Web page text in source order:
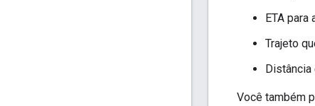
ETA
Trajeto
Distância
Você também